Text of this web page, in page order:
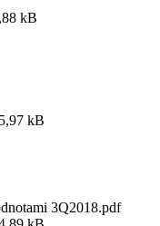
kB
kB
3Q2018.pdf